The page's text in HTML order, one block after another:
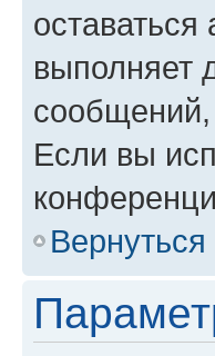
выполняет
сообщений,
Если вы